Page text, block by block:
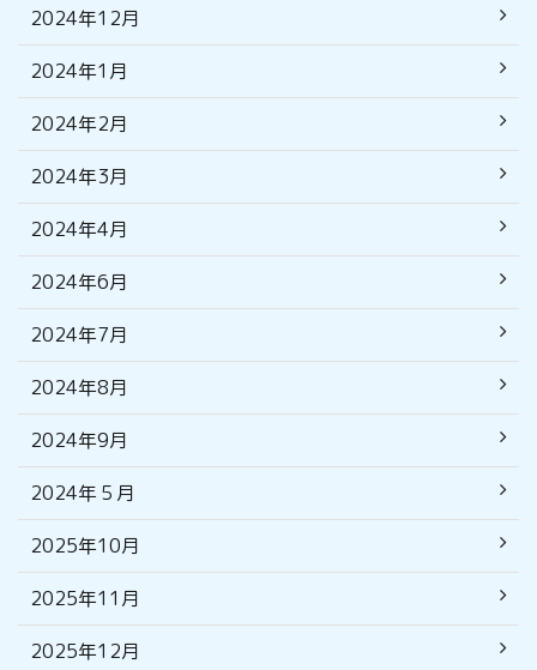
2024年12月
2024年1月
2024年2月
2024年3月
2024年4月
2024年6月
2024年7月
2024年8月
2024年9月
2024年５月
2025年10月
2025年11月
2025年12月